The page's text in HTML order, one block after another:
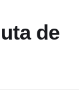
de